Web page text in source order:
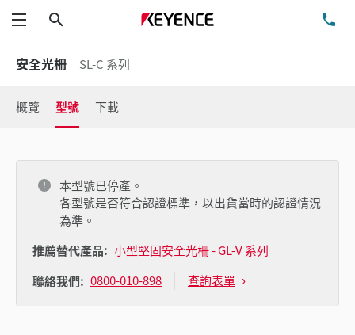
功能表
安全光柵 SL-C 系列
概覽 型號 下載
本型號已停產。
各型號是否符合認證標準，以出貨當時的認證情況
為準。
推薦替代產品: 小型堅固安全光柵 - GL-V 系列
聯絡我們: 0800-010-898 查詢表單